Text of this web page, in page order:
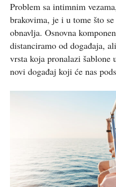
Problem sa intimnim
brakovima, je i u tome što
obnavlja. Osnovna
distanciramo od događaja,
vrsta koja pronalazi šablone
novi događaj koji će nas